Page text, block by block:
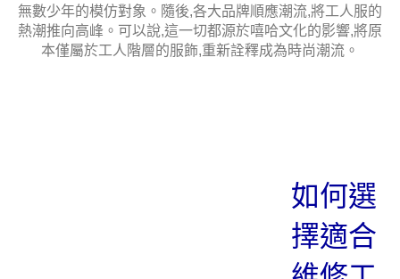
塑造出了工人服如今家喻戶曉的樣貌。隨著時代的變遷,工
人服也逐漸走出了局限性,成為廣受大眾喜愛的時尚單品。
它不僅擁有堅實耐用的特質,更蘊含著工人階級的血汗史,成
直至上世紀70年代,工人服一直被視為工人階級的制服。然
而,它之所以能在時尚界大放異彩,實乃拜Hip-Hop文化所
賜。上世紀90年代,鬆身工服的造型不禁令人聯想到傳統工
人服的影子。當時的嘻哈歌手,如Tupac、Will Smith、The
Fugees等,都親身示範了這種穿搭方式,尤其是Will Smith的